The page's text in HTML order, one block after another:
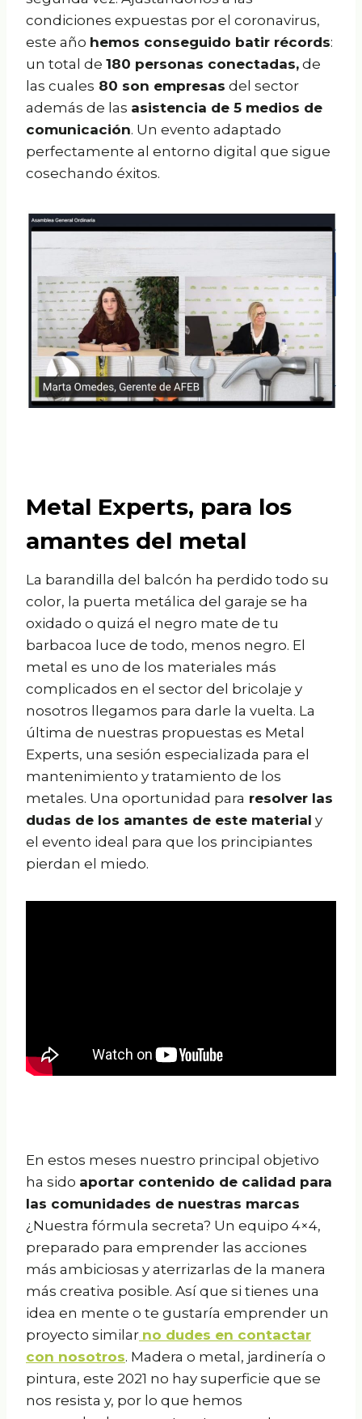
condiciones expuestas por el coronavirus,
este año hemos conseguido batir récords:
un total de 180 personas conectadas, de
las cuales 80 son empresas del sector
además de las asistencia de 5 medios de
comunicación. Un evento adaptado
perfectamente al entorno digital que sigue
cosechando éxitos.
Metal Experts, para los
amantes del metal
La barandilla del balcón ha perdido todo su
color, la puerta metálica del garaje se ha
oxidado o quizá el negro mate de tu
barbacoa luce de todo, menos negro. El
metal es uno de los materiales más
complicados en el sector del bricolaje y
nosotros llegamos para darle la vuelta. La
última de nuestras propuestas es Metal
Experts, una sesión especializada para el
mantenimiento y tratamiento de los
metales. Una oportunidad para resolver las
dudas de los amantes de este material y
el evento ideal para que los principiantes
pierdan el miedo.
En estos meses nuestro principal objetivo
ha sido aportar contenido de calidad para
las comunidades de nuestras marcas
¿Nuestra fórmula secreta? Un equipo 4×4,
preparado para emprender las acciones
más ambiciosas y aterrizarlas de la manera
más creativa posible. Así que si tienes una
idea en mente o te gustaría emprender un
proyecto similar no dudes en contactar
con nosotros. Madera o metal, jardinería o
pintura, este 2021 no hay superficie que se
nos resista y, por lo que hemos